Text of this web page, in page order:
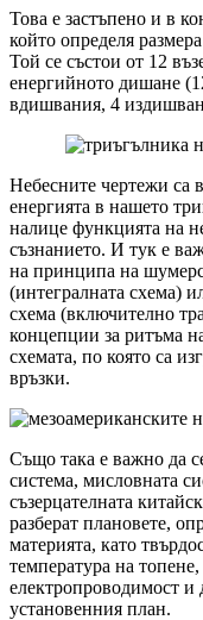
Това е застъпено и в
който определя
Той се състои от 12
енергийното дишане
вдишвания, 4
Небесните чертежи са
енергията в нашето
налице функцията на
съзнанието. И тук е
на принципа на
(интегралната схема)
схема (включително
концепции за ритъма
схемата, по която са
връзки.
Също така е важно да
система, мисловната
съзерцателната
разберат плановете,
материята, като
температура на
електропроводимост и
установенния план.